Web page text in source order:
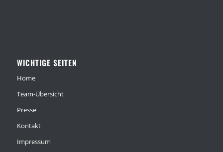
WICHTIGE SEITEN
Home
Team-Übersicht
Presse
Kontakt
Impressum